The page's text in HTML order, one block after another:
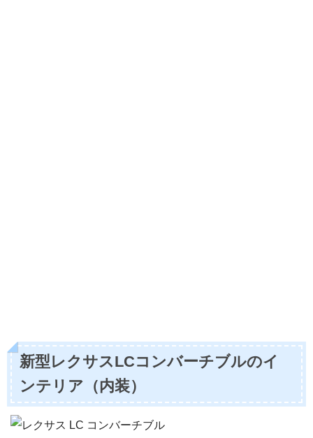
新型レクサスLCコンバーチブルのイ
ンテリア（内装）